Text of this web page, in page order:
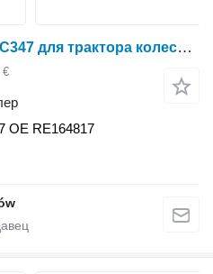
Интеркулер Maximus NCC347 для трактора колесного John Deere 8520 , 8220 , 8120 , 8420 , 8320
€
OE RE164817